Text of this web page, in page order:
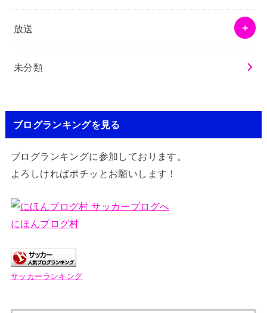
放送
未分類
ブログランキングを見る
ブログランキングに参加しております。
よろしければポチッとお願いします！
にほんブログ村
サッカーランキング